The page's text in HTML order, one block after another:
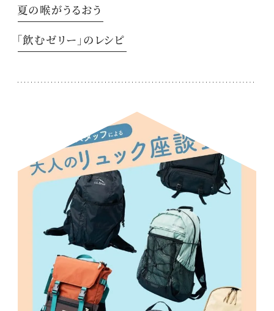
夏の喉がうるおう
「飲むゼリー」のレシピ